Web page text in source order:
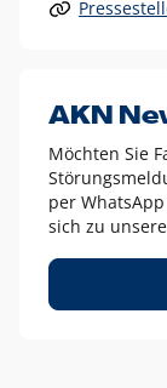
Alle anderen
Diese
dem AKN
weißes
Um das Logo
Höhe bzw.
AKN
Möchten Sie
per
sich zu